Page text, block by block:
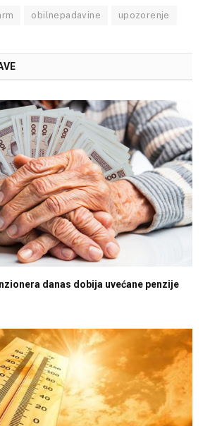
obilnepadavine upozorenje
danas dobija uvećane penzije